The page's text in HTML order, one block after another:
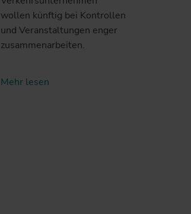
wollen künftig bei Kontrollen
und Veranstaltungen enger
zusammenarbeiten.
Mehr lesen